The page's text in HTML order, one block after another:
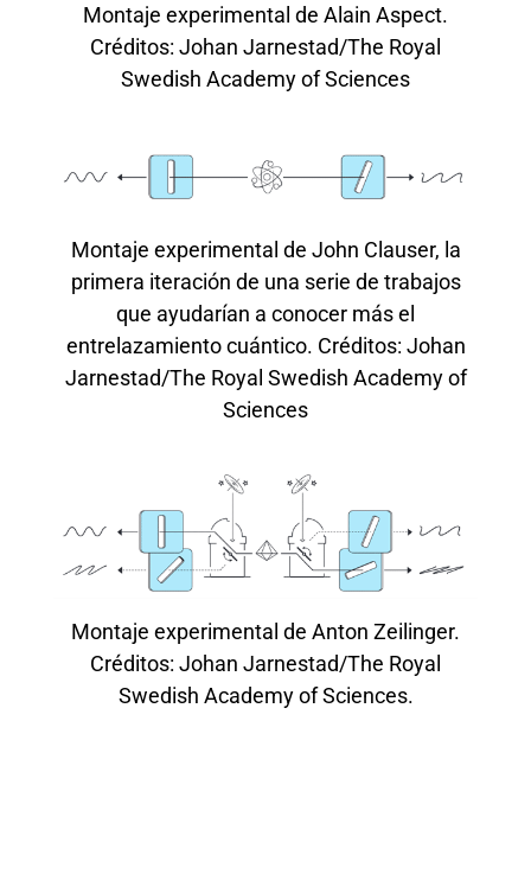
Montaje experimental de Alain Aspect.
Créditos: Johan Jarnestad/The Royal
Swedish Academy of Sciences
Montaje experimental de John Clauser, la
primera iteración de una serie de trabajos
que ayudarían a conocer más el
entrelazamiento cuántico. Créditos: Johan
Jarnestad/The Royal Swedish Academy of
Sciences
Montaje experimental de Anton Zeilinger.
Créditos: Johan Jarnestad/The Royal
Swedish Academy of Sciences.